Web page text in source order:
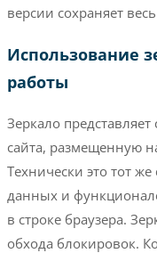
версии сохраняет
Использование
работы
Зеркало
сайта, размещенную
Технически это тот
данных и
в строке браузера.
обхода блокировок.